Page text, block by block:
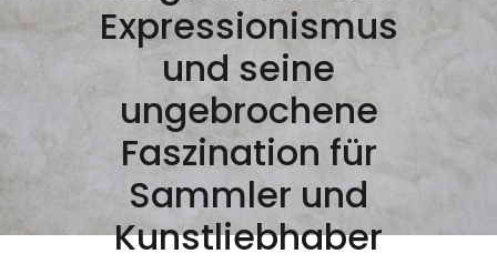
Expressionismus
und seine
ungebrochene
Faszination für
Sammler und
Kunstliebhaber